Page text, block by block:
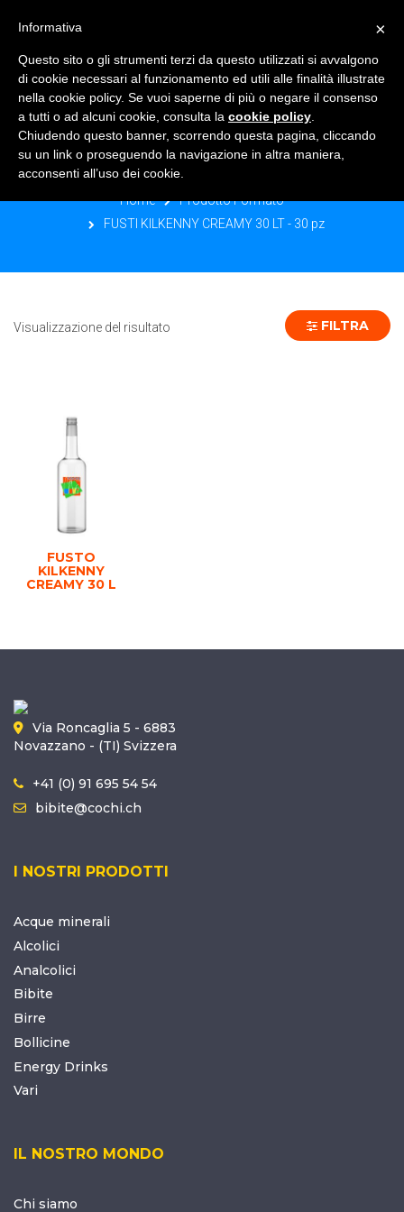
FUSTI KILKENNY CREAMY 30 LT - 30
Home
Prodotto Formato
FUSTI KILKENNY CREAMY 30 LT - 30 pz
Visualizzazione del risultato FILTRA
FUSTO
KILKENNY
CREAMY 30 L
Via Roncaglia 5 - 6883
Novazzano - (TI) Svizzera
+41 (0) 91 695 54 54
bibite@cochi.ch
I NOSTRI PRODOTTI
Acque minerali
Alcolici
Analcolici
Bibite
Birre
Bollicine
Energy Drinks
Vari
IL NOSTRO MONDO
Chi siamo
×
Informativa
Questo sito o gli strumenti terzi da questo utilizzati si avvalgono
di cookie necessari al funzionamento ed utili alle finalità illustrate
nella cookie policy. Se vuoi saperne di più o negare il consenso
a tutti o ad alcuni cookie, consulta la cookie policy
Chiudendo questo banner, scorrendo questa pagina, cliccando
su un link o proseguendo la navigazione in altra maniera,
acconsenti all’uso dei cookie.